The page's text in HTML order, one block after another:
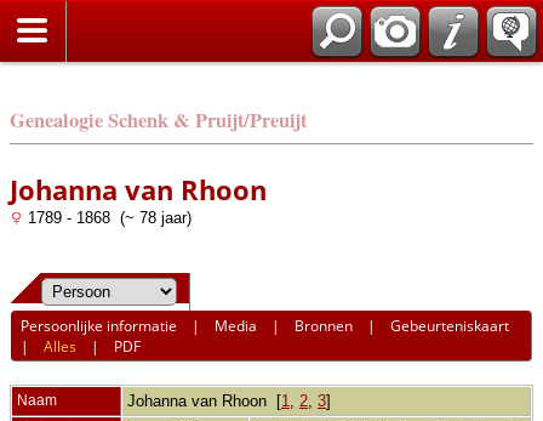
Genealogie Schenk & Pruijt/Preuijt
Johanna van Rhoon
1789 - 1868 (~ 78 jaar)
Persoonlijke informatie | Media | Bronnen |Gebeurteniskaart
|Alles | PDF
Naam Johanna van Rhoon [1, 2, 3]